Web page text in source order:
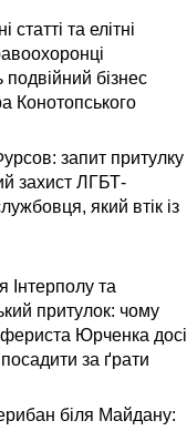
статті та елітні
подвійний бізнес
Конотопського
запит притулку
захист ЛГБТ-
який втік із
Інтерполу та
притулок: чому
Юрченка досі
за ґрати
біля Майдану: